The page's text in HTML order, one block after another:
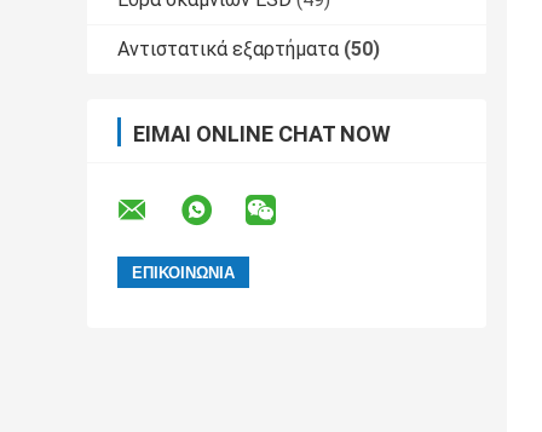
Αντιστατικά εξαρτήματα (50)
ΕΊΜΑΙ ONLINE CHAT NOW